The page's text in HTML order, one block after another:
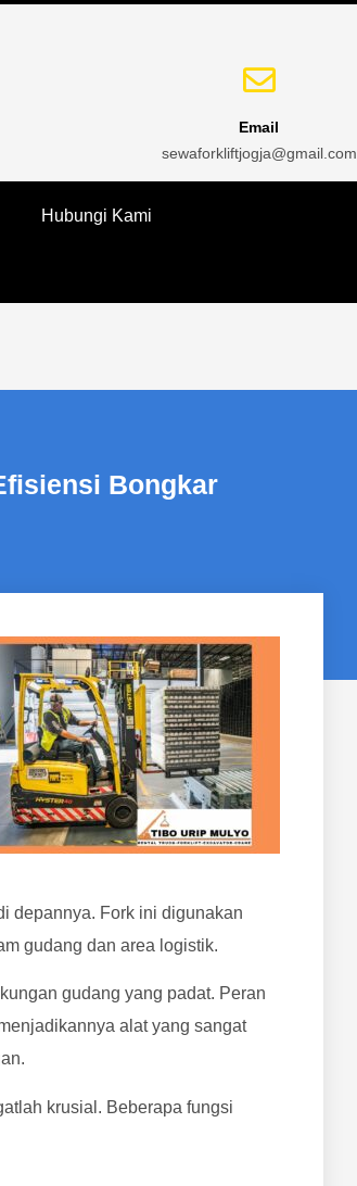
Email
sewaforkliftjogja@gmail.com
Hubungi Kami
Bongkar
depannya. Fork ini digunakan
gudang dan area logistik.
gudang yang padat. Peran
alat yang sangat
krusial. Beberapa fungsi